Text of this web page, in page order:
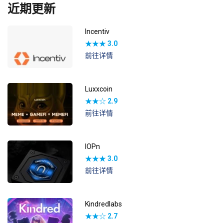
近期更新
Incentiv
★★★3.0
前往详情
Luxxcoin
★★☆ 2.9
前往详情
IOPn
★★★3.0
前往详情
Kindredlabs
★★☆ 2.7